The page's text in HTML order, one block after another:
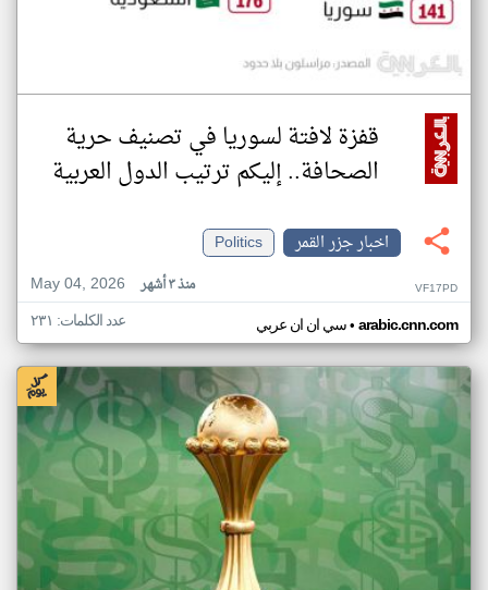
قفزة لافتة لسوريا في تصنيف حرية
الصحافة.. إليكم ترتيب الدول العربية
اخبار جزر القمر
Politics
May 04, 2026
منذ ٣ أشهر VF17PD
سي ان ان عربي• arabic.cnn.com عدد الكلمات: ٢٣١